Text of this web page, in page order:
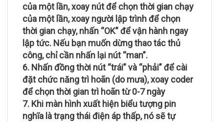
của một lần, xoay nút để chọn thời gian chạy
của một lần, xoay người lập trình để chọn
thời gian chạy, nhấn “OK” để vận hành ngay
lập tức. Nếu bạn muốn dừng thao tác thủ
công, chỉ cần nhấn lại nút “man”.
6. Nhấn đồng thời nút “trái” và “phải” để cài
đặt chức năng trì hoãn (do mưa), xoay coder
để chọn thời gian trì hoãn từ 0-7 ngày
7. Khi màn hình xuất hiện biểu tượng pin
nghĩa là trạng thái điện áp thấp, nó sẽ tự